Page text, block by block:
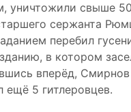
уничтожили свыше
сержанта
перебил
в котором
вперёд,
ещё 5 гитлеровцев.